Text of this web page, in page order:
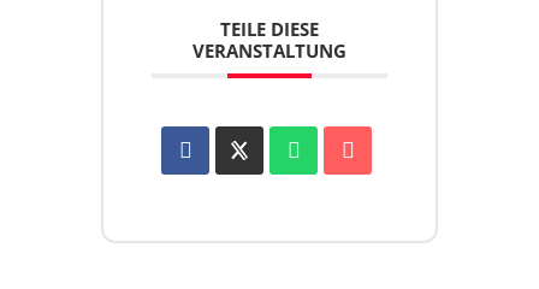
TEILE DIESE
VERANSTALTUNG